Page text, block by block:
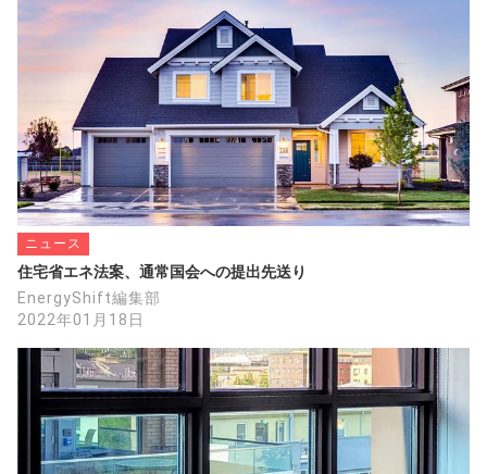
ニュース
住宅省エネ法案、通常国会への提出先送り
EnergyShift編集部
2022年01月18日